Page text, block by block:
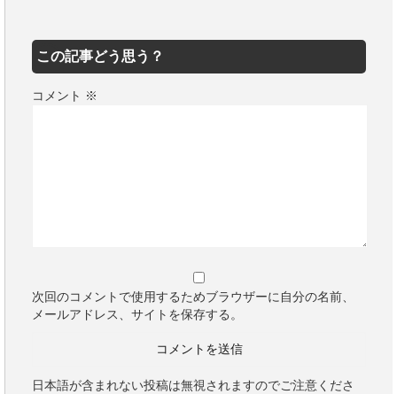
この記事どう思う？
コメント ※
次回のコメントで使用するためブラウザーに自分の名前、
メールアドレス、サイトを保存する。
日本語が含まれない投稿は無視されますのでご注意くださ